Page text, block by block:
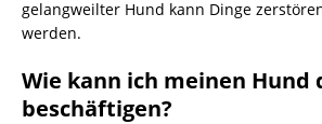
gelangweilter Hund kann Dinge
werden.
Wie kann ich meinen Hund
beschäftigen?